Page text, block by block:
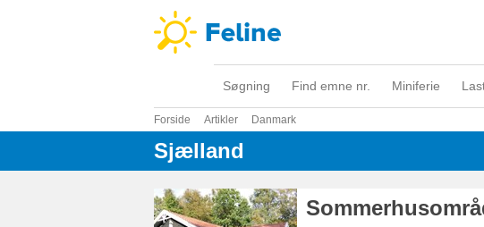
Søgning Find emne nr. Miniferie
Forside Artikler Danmark
Sjælland